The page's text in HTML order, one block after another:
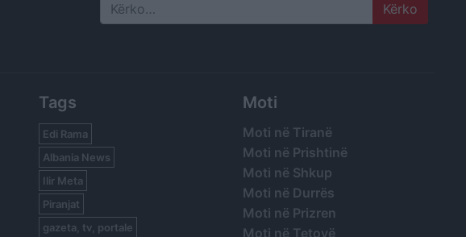
Search
Tags
Edi Rama
Albania News
Ilir Meta
Piranjat
gazeta, tv, portale
Moti
Moti në Tiranë
Moti në Prishtinë
Moti në Shkup
Moti në Durrës
Moti në Prizren
Moti në Tetovë